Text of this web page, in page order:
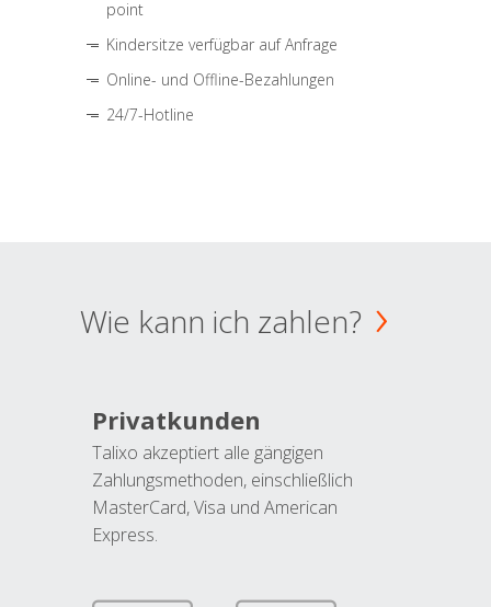
point
Kindersitze verfügbar auf Anfrage
Online- und Offline-Bezahlungen
24/7-Hotline
Wie kann ich zahlen?
Privatkunden
Talixo akzeptiert alle gängigen
Zahlungsmethoden, einschließlich
MasterCard, Visa und American
Express.